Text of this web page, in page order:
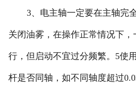
3、电主轴一定要在主轴完
关闭油雾，在操作正常情况下
行，但启动不宜过分频繁。5使
杆是否同轴，如不同轴度超过